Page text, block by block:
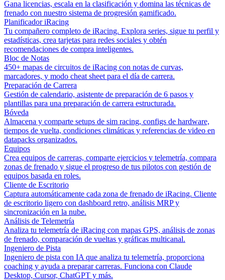
Gana licencias, escala en la clasificación y domina las técnicas de
frenado con nuestro sistema de progresión gamificado.
Planificador iRacing
Tu compañero completo de iRacing. Explora series, sigue tu perfil y
estadísticas, crea tarjetas para redes sociales y obtén
recomendaciones de compra inteligentes.
Bloc de Notas
450+ mapas de circuitos de iRacing con notas de curvas,
marcadores, y modo cheat sheet para el día de carrera.
Preparación de Carrera
Gestión de calendario, asistente de preparación de 6 pasos y
plantillas para una preparación de carrera estructurada.
Bóveda
Almacena y comparte setups de sim racing, configs de hardware,
tiempos de vuelta, condiciones climáticas y referencias de video en
datapacks organizados.
Equipos
Crea equipos de carreras, comparte ejercicios y telemetría, compara
zonas de frenado y sigue el progreso de tus pilotos con gestión de
equipos basada en roles.
Cliente de Escritorio
Captura automáticamente cada zona de frenado de iRacing. Cliente
de escritorio ligero con dashboard retro, análisis MRP y
sincronización en la nube.
Análisis de Telemetría
Analiza tu telemetría de iRacing con mapas GPS, análisis de zonas
de frenado, comparación de vueltas y gráficas multicanal.
Ingeniero de Pista
Ingeniero de pista con IA que analiza tu telemetría, proporciona
coaching y ayuda a preparar carreras. Funciona con Claude
Desktop, Cursor, ChatGPT y más.